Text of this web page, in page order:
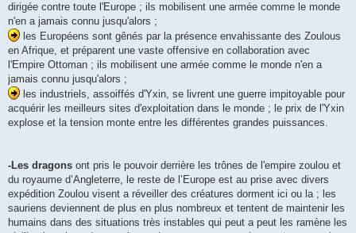
dirigée contre toute l'Europe ; ils mobilisent une armée comme le monde
n'en a jamais connu jusqu'alors ;
les Européens sont gênés par la présence envahissante des Zoulous
en Afrique, et préparent une vaste offensive en collaboration avec
l'Empire Ottoman ; ils mobilisent une armée comme le monde n'en a
jamais connu jusqu'alors ;
les industriels, assoiffés d'Yxin, se livrent une guerre impitoyable pour
acquérir les meilleurs sites d'exploitation dans le monde ; le prix de l'Yxin
explose et la tension monte entre les différentes grandes puissances.
-Les dragons ont pris le pouvoir derrière les trônes de l'empire zoulou et
du royaume d’Angleterre, le reste de l’Europe est au prise avec divers
expédition Zoulou visent a réveiller des créatures dorment ici ou la ; les
sauriens deviennent de plus en plus nombreux et tentent de maintenir les
humains dans des situations très instables qui peut a peut les ramène les